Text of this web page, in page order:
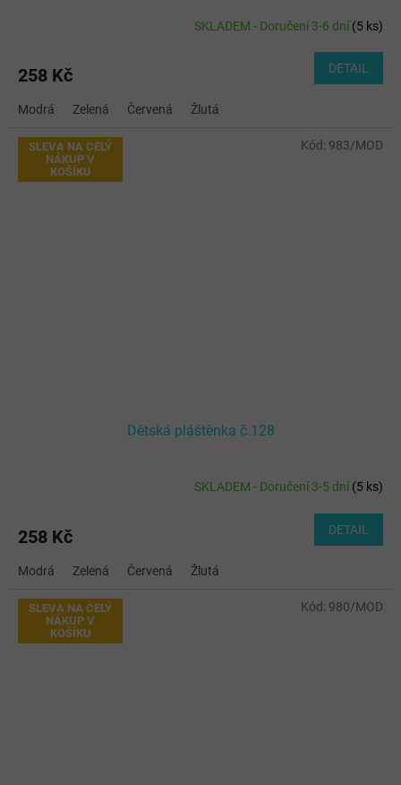
SKLADEM - Doručení 3-6 dní(5 ks)
258 Kč DETAIL
Modrá Zelená Červená Žlutá
SLEVA NA CELÝ
NÁKUP V
KOŠÍKU
Dětská pláštěnka č.128
SKLADEM - Doručení 3-5 dní(5 ks)
258 Kč DETAIL
Modrá Zelená Červená Žlutá
Kód: 983/MOD
SLEVA NA CELÝ
NÁKUP V
KOŠÍKU
Kód: 980/MOD